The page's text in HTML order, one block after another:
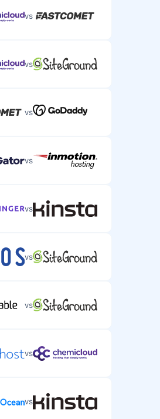
vs
vs
vs
vs
vs
vs
vs
vs
vs